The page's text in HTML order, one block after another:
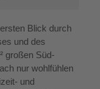
Blick durch
und des
großen Süd-
nur wohlfühlen
und